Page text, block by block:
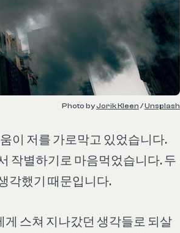
Photo by Jorik Kleen / Unsplash
이 저를 가로막고 있었습니다.
작별하기로 마음먹었습니다. 두
각했기 때문입니다.
게 스쳐 지나갔던 생각들로 되살